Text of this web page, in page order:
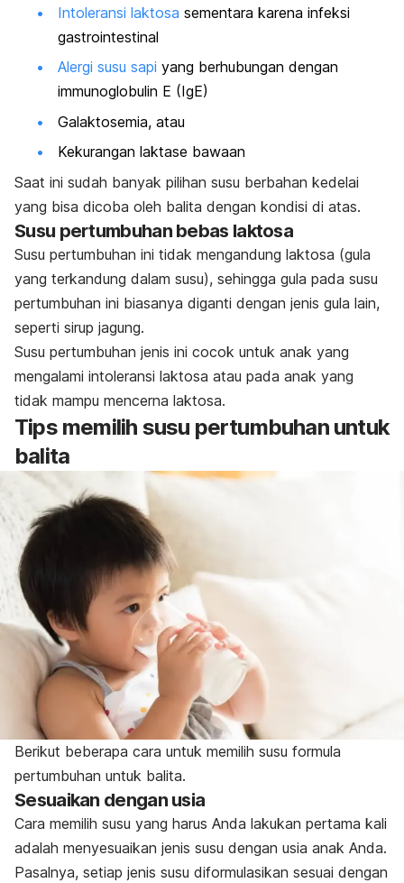
Intoleransi laktosa sementara karena infeksi
gastrointestinal
Alergi susu sapi yang berhubungan dengan
immunoglobulin E (IgE)
Galaktosemia, atau
Kekurangan laktase bawaan
Saat ini sudah banyak pilihan susu berbahan kedelai
yang bisa dicoba oleh balita dengan kondisi di atas.
Susu pertumbuhan bebas laktosa
Susu pertumbuhan ini tidak mengandung laktosa (gula
yang terkandung dalam susu), sehingga gula pada susu
pertumbuhan ini biasanya diganti dengan jenis gula lain,
seperti sirup jagung.
Susu pertumbuhan jenis ini cocok untuk anak yang
mengalami intoleransi laktosa atau pada anak yang
tidak mampu mencerna laktosa.
Tips memilih susu pertumbuhan untuk
balita
Berikut beberapa cara untuk memilih susu formula
pertumbuhan untuk balita.
Sesuaikan dengan usia
Cara memilih susu yang harus Anda lakukan pertama kali
adalah menyesuaikan jenis susu dengan usia anak Anda.
Pasalnya, setiap jenis susu diformulasikan sesuai dengan